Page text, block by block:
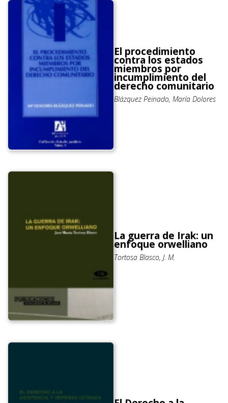
El procedimiento
contra los estados
miembros por
incumplimiento del
derecho comunitario
Blázquez Peinado, María Dolores
La guerra de Irak: un
enfoque orwelliano
Tortosa Blasco, J. M.